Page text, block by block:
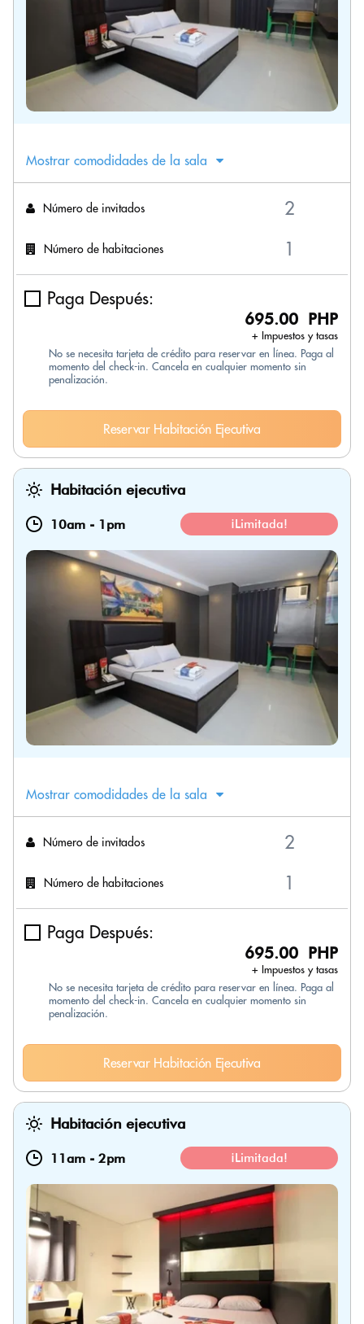
Mostrar comodidades de la sala
Número de invitados
Número de habitaciones
Paga Después:
695.00 PHP
+ Impuestos y tasas
No se necesita tarjeta de crédito para reservar en línea. Paga al
momento del check-in. Cancela en cualquier momento sin
penalización.
Reservar Habitación Ejecutiva
Habitación ejecutiva
10am - 1pm ¡Limitada!
Mostrar comodidades de la sala
Número de invitados
Número de habitaciones
Paga Después:
695.00 PHP
+ Impuestos y tasas
No se necesita tarjeta de crédito para reservar en línea. Paga al
momento del check-in. Cancela en cualquier momento sin
penalización.
Reservar Habitación Ejecutiva
Habitación ejecutiva
11am - 2pm ¡Limitada!